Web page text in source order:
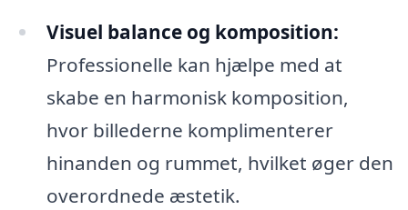
Visuel balance og komposition:
Professionelle kan hjælpe med at
skabe en harmonisk komposition,
hvor billederne komplimenterer
hinanden og rummet, hvilket øger den
overordnede æstetik.